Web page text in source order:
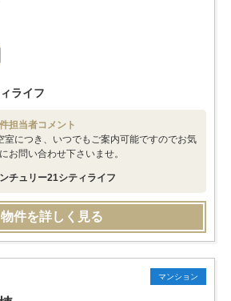
ライフ
担当者コメント
室につき、いつでもご案内可能ですのでお気
お問い合わせ下さいませ。
チュリー21シティライフ
物件を詳しく見る
マンション